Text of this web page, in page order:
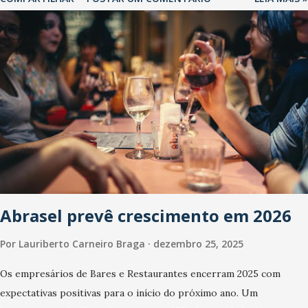
Abrasel prevê crescimento em 2026
Por Lauriberto Carneiro Braga dezembro 25, 2025
Os empresários de Bares e Restaurantes encerram 2025 com
expectativas positivas para o início do próximo ano. Um